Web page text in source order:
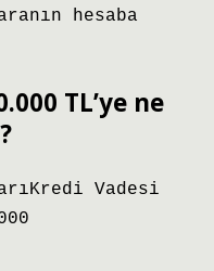
hesaba
TL’ye ne
Vadesi